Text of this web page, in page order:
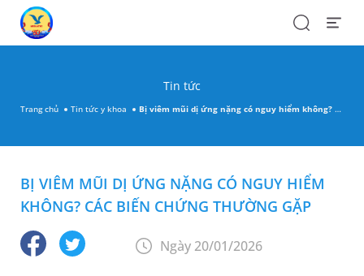
SearchOpen
Tin tức
Trang chủ Tin tức y khoa Bị viêm mũi dị ứng nặng có nguy hiểm không? Các biến chứng thường gặp
BỊ VIÊM MŨI DỊ ỨNG NẶNG CÓ NGUY HIỂM
KHÔNG? CÁC BIẾN CHỨNG THƯỜNG GẶP
Ngày 20/01/2026